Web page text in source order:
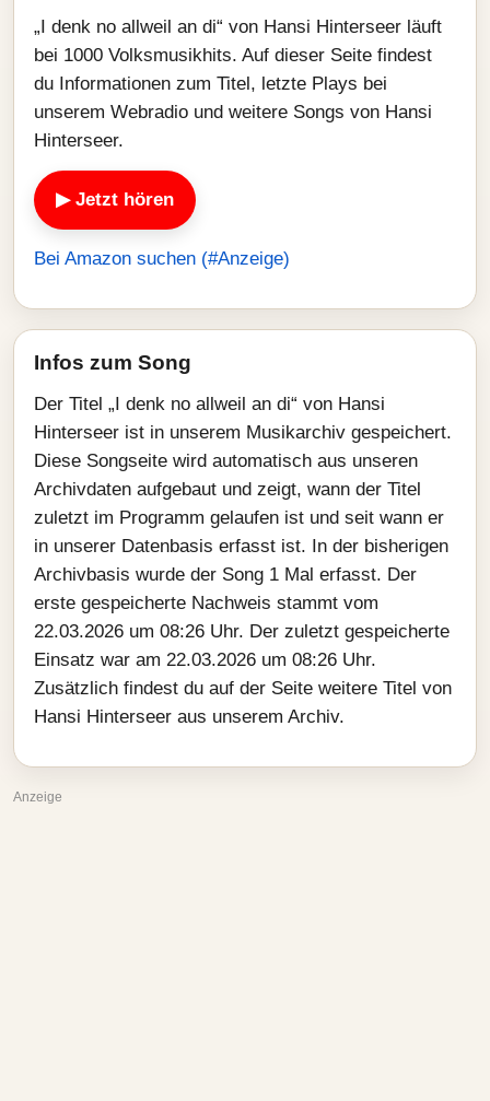
„I denk no allweil an di“ von Hansi Hinterseer läuft
bei 1000 Volksmusikhits. Auf dieser Seite findest
du Informationen zum Titel, letzte Plays bei
unserem Webradio und weitere Songs von Hansi
Hinterseer.
▶ Jetzt hören
Bei Amazon suchen (#Anzeige)
Infos zum Song
Der Titel „I denk no allweil an di“ von Hansi
Hinterseer ist in unserem Musikarchiv gespeichert.
Diese Songseite wird automatisch aus unseren
Archivdaten aufgebaut und zeigt, wann der Titel
zuletzt im Programm gelaufen ist und seit wann er
in unserer Datenbasis erfasst ist. In der bisherigen
Archivbasis wurde der Song 1 Mal erfasst. Der
erste gespeicherte Nachweis stammt vom
22.03.2026 um 08:26 Uhr. Der zuletzt gespeicherte
Einsatz war am 22.03.2026 um 08:26 Uhr.
Zusätzlich findest du auf der Seite weitere Titel von
Hansi Hinterseer aus unserem Archiv.
Anzeige